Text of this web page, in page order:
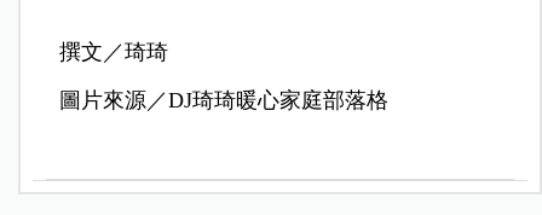
撰文／琦琦
圖片來源／DJ琦琦暖心家庭部落格